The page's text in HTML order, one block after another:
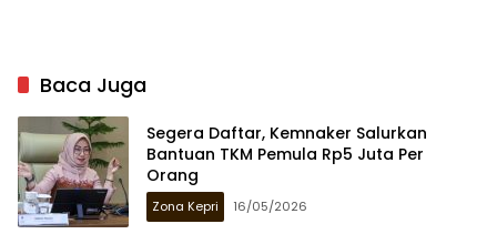
Baca Juga
Segera Daftar, Kemnaker Salurkan
Bantuan TKM Pemula Rp5 Juta Per
Orang
Zona Kepri 16/05/2026